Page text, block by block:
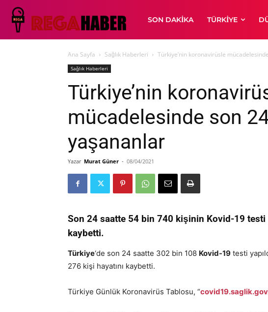
SON DAKIKA TÜRKIYE
Ana Sayfa Sağlık Haberleri Türkiye’nin koronavirüsle
Sağlık Haberleri
Türkiye’nin
mücadelesinde son
yaşananlar
Yazar Murat Güner - 08/04/2021
Son 24 saatte 54 bin 740 kişinin Kovid-19 testi
kaybetti.
Türkiye‘de son 24 saatte 302 bin 108 Kovid-19 testi
276 kişi hayatını kaybetti.
Türkiye Günlük Koronavirüs Tablosu, “